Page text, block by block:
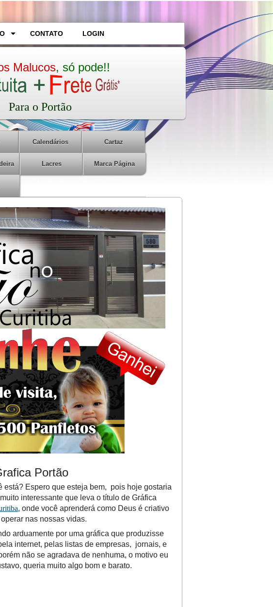
CONTATO LOGIN
Malucos, só pode!!
Para o Portão
Calendários Cartaz
Lacres Marca Página
Portão
está? Espero que esteja bem, pois hoje gostaria
interessante que leva o título de Gráfica
, onde você aprenderá como Deus é criativo
nas nossas vidas.
arduamente por uma gráfica que produzisse
internet, pelas listas de empresas, jornais, e
não se agradava de nenhuma, o motivo eu
queria muito algo bom e barato.